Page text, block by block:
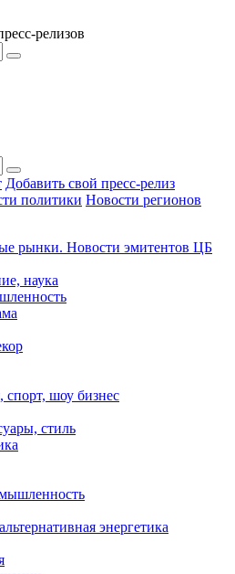
релизов
Добавить свой пресс-релиз
политики Новости регионов
рынки. Новости эмитентов ЦБ
наука
спорт, шоу бизнес
стиль
энергетика